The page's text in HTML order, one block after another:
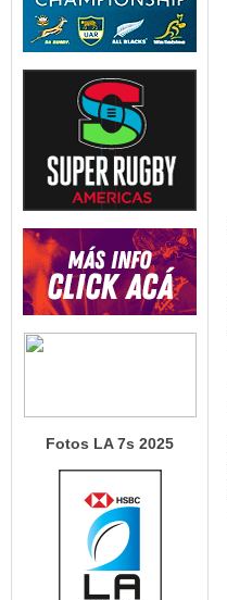
Fotos LA 7s 2025